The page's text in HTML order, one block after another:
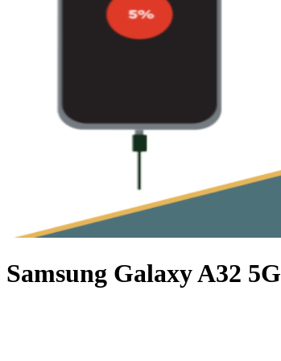
Samsung Galaxy A32